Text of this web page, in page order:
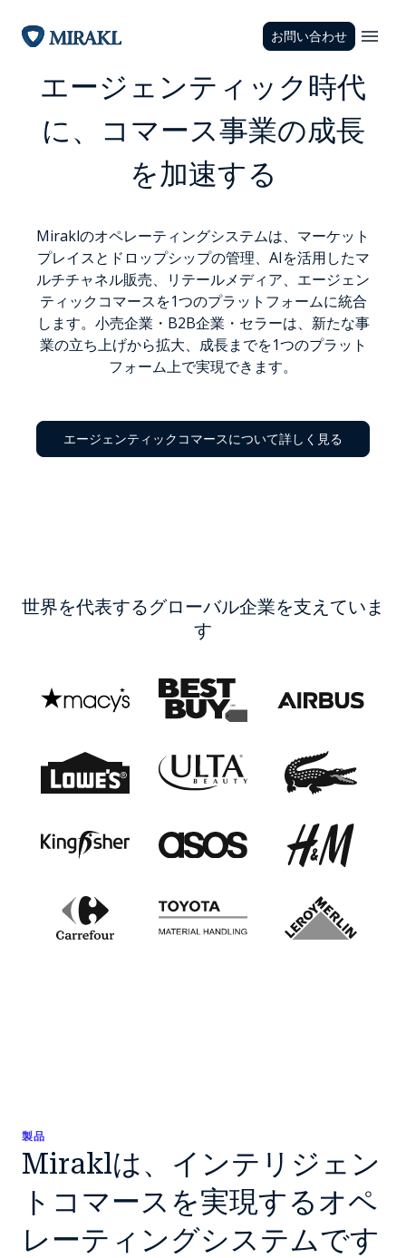
お問い合わせ
エージェンティック時代
に、コマース事業の成長
を加速する
Miraklのオペレーティングシステムは、マーケット
プレイスとドロップシップの管理、AIを活用したマ
ルチチャネル販売、リテールメディア、エージェン
ティックコマースを1つのプラットフォームに統合
します。小売企業・B2B企業・セラーは、新たな事
業の立ち上げから拡大、成長までを1つのプラット
フォーム上で実現できます。
エージェンティックコマースについて詳しく見る
世界を代表するグローバル企業を支えていま
す
製品
Miraklは、インテリジェン
トコマースを実現するオペ
レーティングシステムです